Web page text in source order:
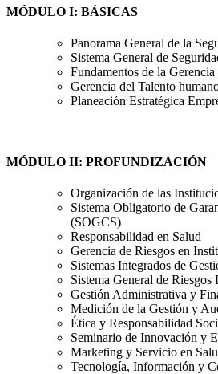
MÓDULO I: BÁSICAS
Panorama General de la
Sistema General de
Fundamentos de la Gerencia
Gerencia del Talento
Planeación Estratégica
MÓDULO II: PROFUNDIZACIÓN
Organización de las
Sistema Obligatorio de
(SOGCS)
Responsabilidad en Salud
Gerencia de Riesgos en
Sistemas Integrados de
Sistema General de Riesgos
Gestión Administrativa y
Medición de la Gestión y
Ética y Responsabilidad
Seminario de Innovación y
Marketing y Servicio en
Tecnología, Información y